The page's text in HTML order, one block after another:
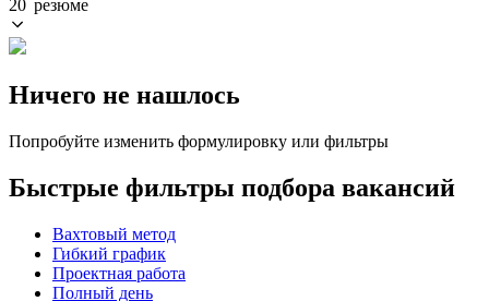
20 резюме
Ничего не нашлось
Попробуйте изменить формулировку или фильтры
Быстрые фильтры подбора вакансий
Вахтовый метод
Гибкий график
Проектная работа
Полный день